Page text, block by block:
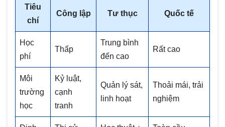
Tiêu
chí
Công lập Tư thục Quốc tế
Học
phí
Thấp
Trung bình
đến cao
Rất cao
Môi
trường
học
Kỷ luật,
cạnh
tranh
Quản lý sát,
linh hoạt
Thoải mái, trải
nghiệm